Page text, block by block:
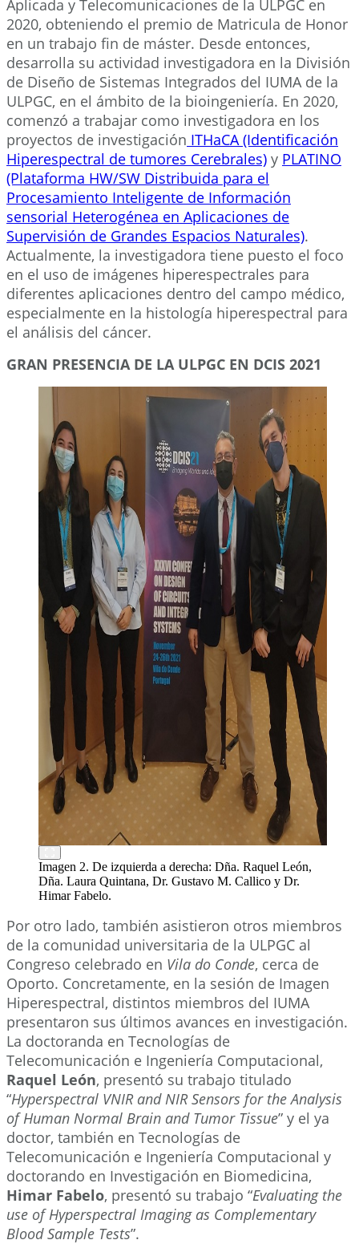
Aplicada y Telecomunicaciones de la ULPGC en
2020, obteniendo el premio de Matricula de Honor
en un trabajo fin de máster. Desde entonces,
desarrolla su actividad investigadora en la División
de Diseño de Sistemas Integrados del IUMA de la
ULPGC, en el ámbito de la bioingeniería. En 2020,
comenzó a trabajar como investigadora en los
proyectos de investigación ITHaCA (Identificación
Hiperespectral de tumores Cerebrales) y PLATINO
(Plataforma HW/SW Distribuida para el
Procesamiento Inteligente de Información
sensorial Heterogénea en Aplicaciones de
Supervisión de Grandes Espacios Naturales).
Actualmente, la investigadora tiene puesto el foco
en el uso de imágenes hiperespectrales para
diferentes aplicaciones dentro del campo médico,
especialmente en la histología hiperespectral para
el análisis del cáncer.
GRAN PRESENCIA DE LA ULPGC EN DCIS 2021
Imagen 2. De izquierda a derecha: Dña. Raquel León,
Dña. Laura Quintana, Dr. Gustavo M. Callico y Dr.
Himar Fabelo.
Por otro lado, también asistieron otros miembros
de la comunidad universitaria de la ULPGC al
Congreso celebrado en Vila do Conde, cerca de
Oporto. Concretamente, en la sesión de Imagen
Hiperespectral, distintos miembros del IUMA
presentaron sus últimos avances en investigación.
La doctoranda en Tecnologías de
Telecomunicación e Ingeniería Computacional,
Raquel León, presentó su trabajo titulado
“Hyperspectral VNIR and NIR Sensors for the Analysis
of Human Normal Brain and Tumor Tissue” y el ya
doctor, también en Tecnologías de
Telecomunicación e Ingeniería Computacional y
doctorando en Investigación en Biomedicina,
Himar Fabelo, presentó su trabajo “Evaluating the
use of Hyperspectral Imaging as Complementary
Blood Sample Tests”.